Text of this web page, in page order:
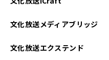
文化放送メディアブリッジ
文化放送エクステンド